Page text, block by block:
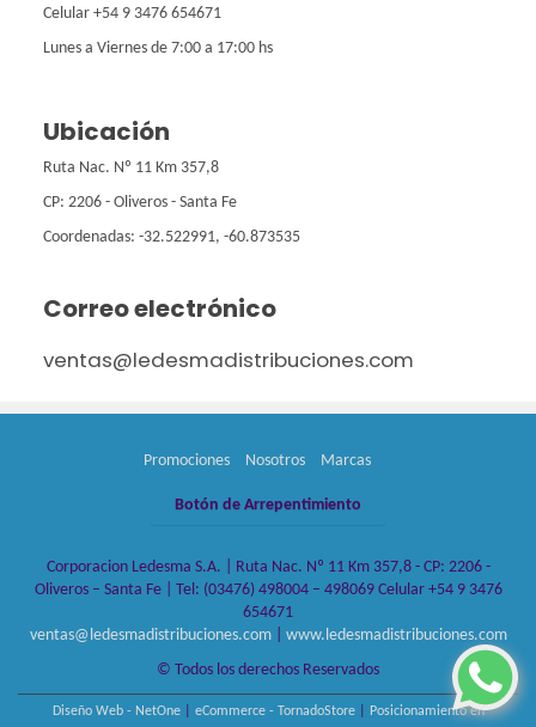
Celular +54 9 3476 654671
Lunes a Viernes de 7:00 a 17:00 hs
Ubicación
Ruta Nac. Nº 11 Km 357,8
CP: 2206 - Oliveros - Santa Fe
Coordenadas: -32.522991, -60.873535
Correo electrónico
ventas@ledesmadistribuciones.com
Promociones Nosotros Marcas
Botón de Arrepentimiento
Corporacion Ledesma S.A. | Ruta Nac. Nº 11 Km 357,8 - CP: 2206 -
Oliveros – Santa Fe | Tel: (03476) 498004 – 498069 Celular +54 9 3476
654671
ventas@ledesmadistribuciones.com| www.ledesmadistribuciones.com
© Todos los derechos Reservados
Diseño Web - NetOne| eCommerce - TornadoStore| Posicionamiento en